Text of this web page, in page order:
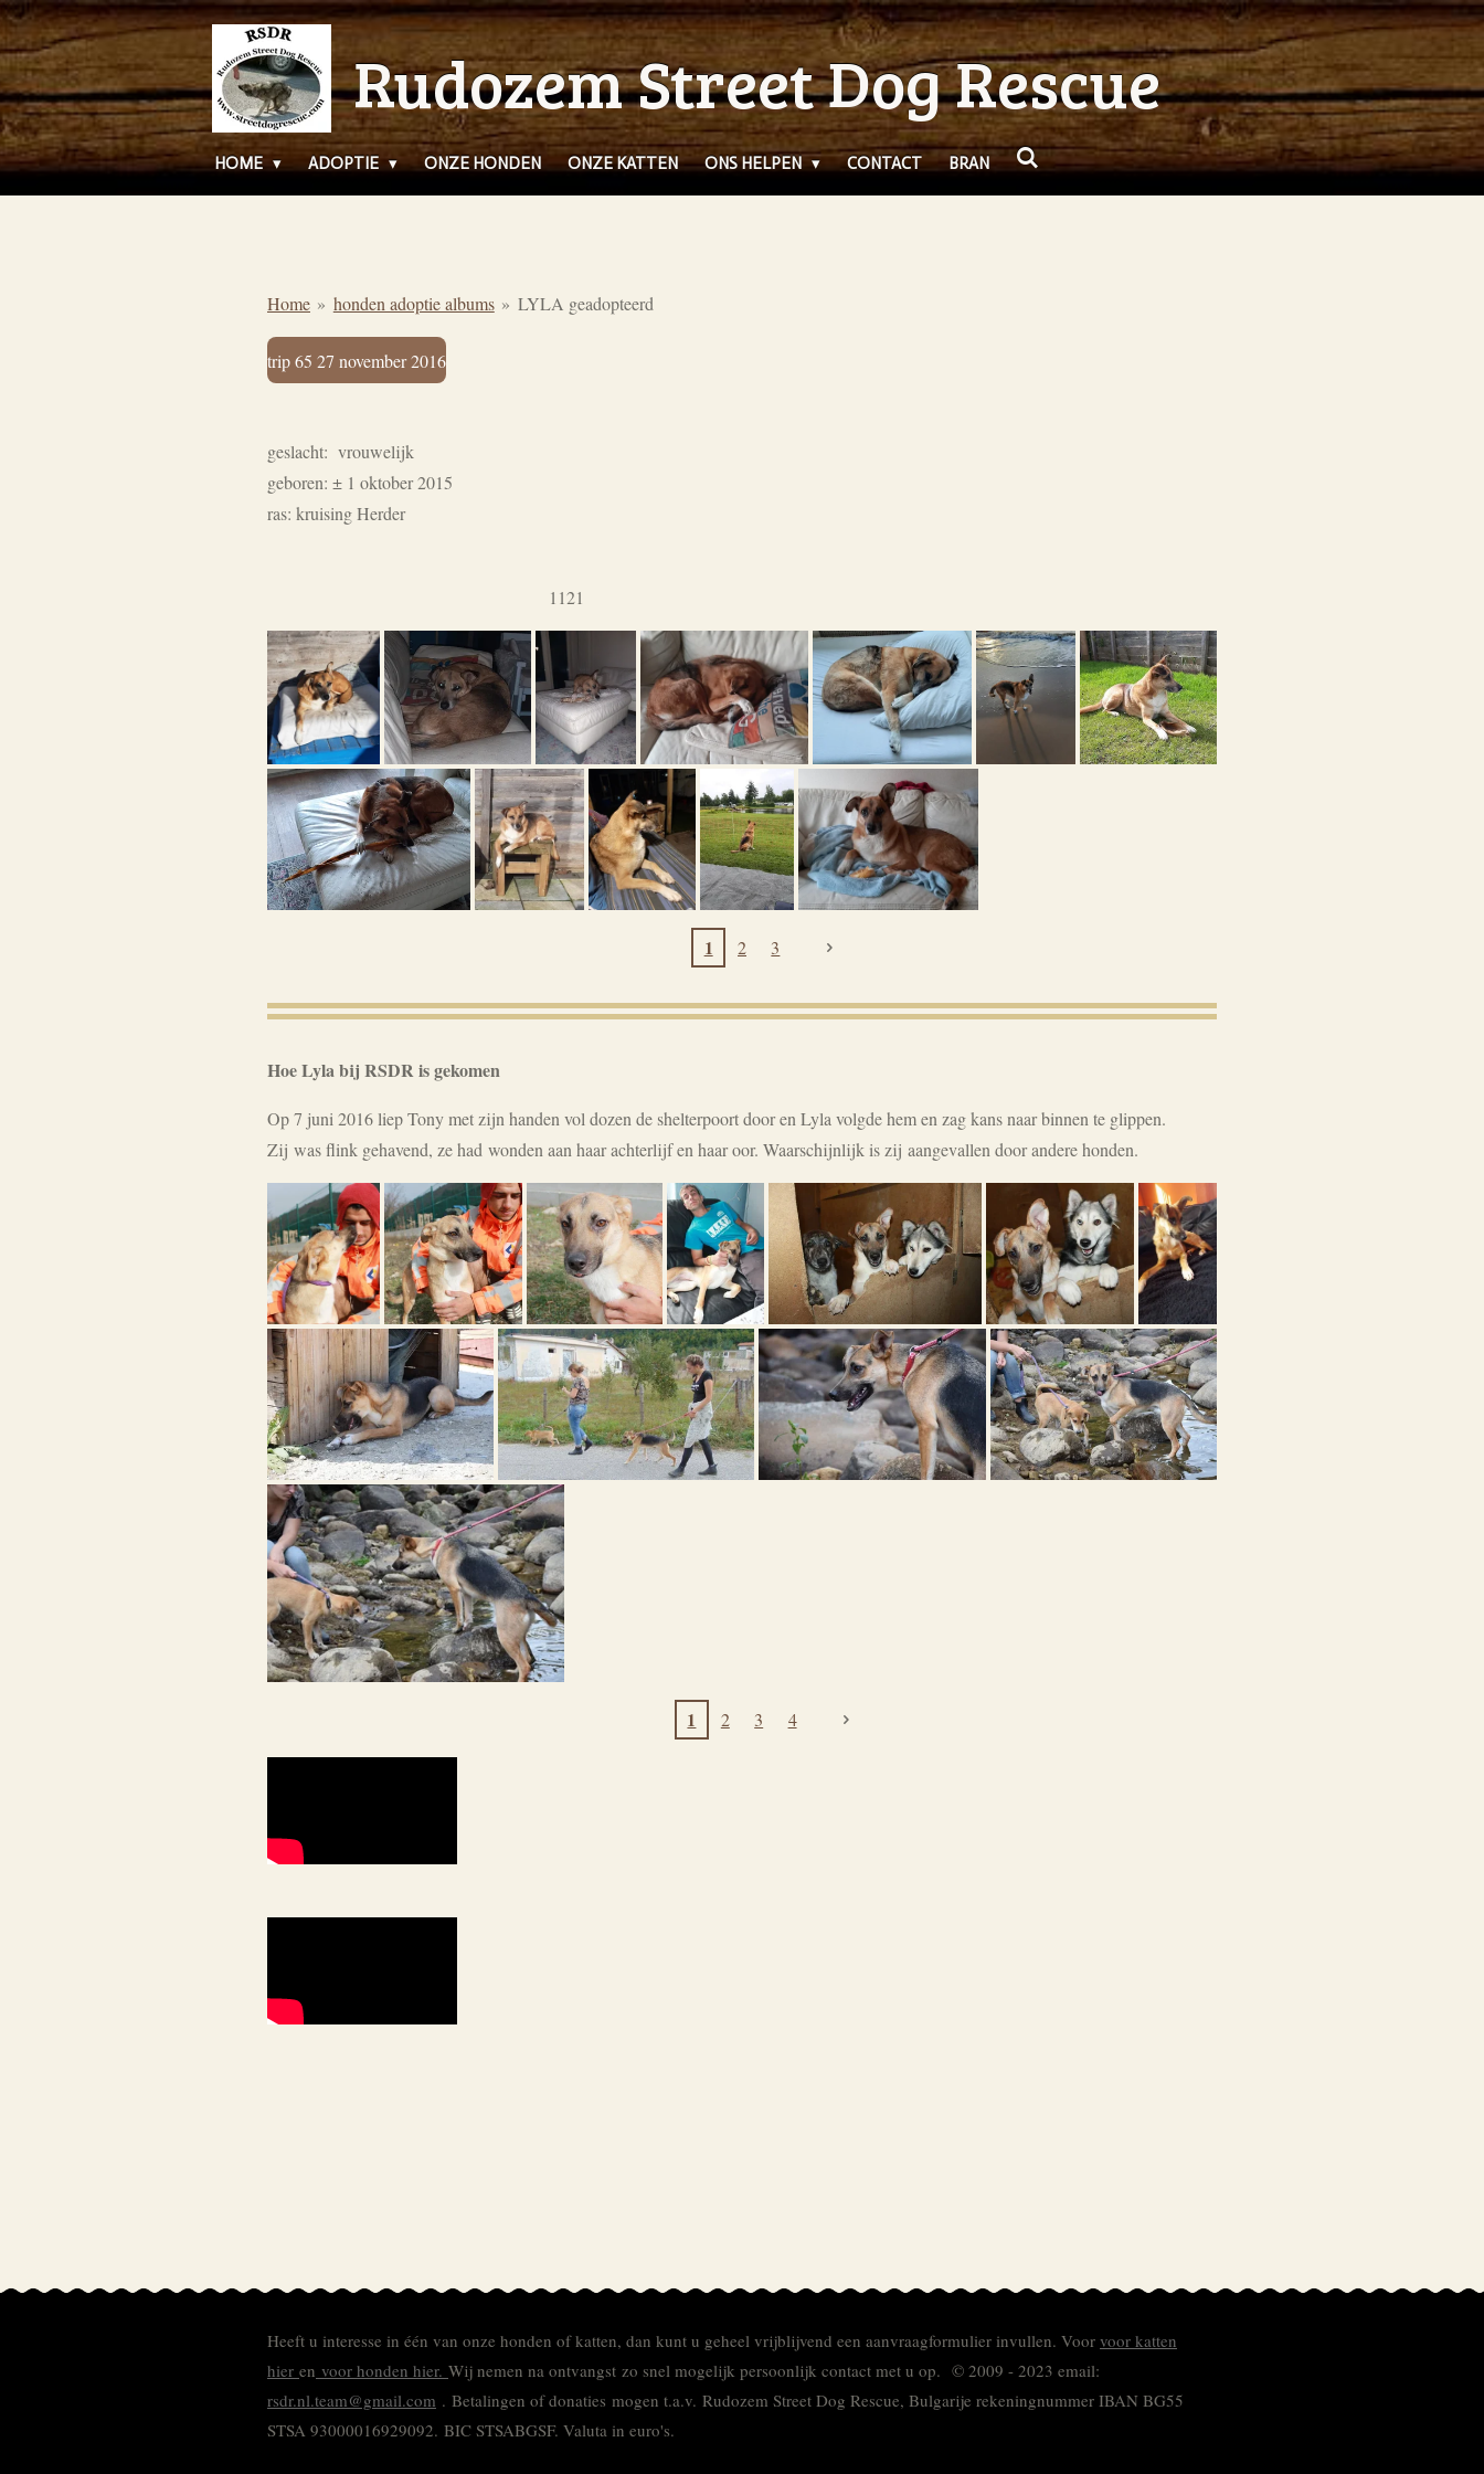
Ga
direct
naar
de
hoofdinhoud
Rudozem Street Dog Rescue
HOME ADOPTIE ONZE HONDEN ONZE KATTEN ONS HELPEN CONTACT BRAN
Home » honden adoptie albums » LYLA geadopteerd
trip 65 27 november 2016
geslacht: vrouwelijk
geboren: ± 1 oktober 2015
ras: kruising Herder
1121
1 2 3
Hoe Lyla bij RSDR is gekomen
Op 7 juni 2016 liep Tony met zijn handen vol dozen de shelterpoort door en Lyla volgde hem en zag kans naar binnen te glippen.
Zij was flink gehavend, ze had wonden aan haar achterlijf en haar oor. Waarschijnlijk is zij aangevallen door andere honden.
1 2 3 4
Heeft u interesse in één van onze honden of katten, dan kunt u geheel vrijblijvend een aanvraagformulier invullen. Voor voor katten
hier en voor honden hier. Wij nemen na ontvangst zo snel mogelijk persoonlijk contact met u op. © 2009 - 2023 email:
rsdr.nl.team@gmail.com . Betalingen of donaties mogen t.a.v. Rudozem Street Dog Rescue, Bulgarije rekeningnummer IBAN BG55
STSA 93000016929092. BIC STSABGSF. Valuta in euro's.